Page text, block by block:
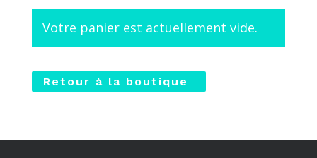
Votre panier est actuellement vide.
Retour à la boutique